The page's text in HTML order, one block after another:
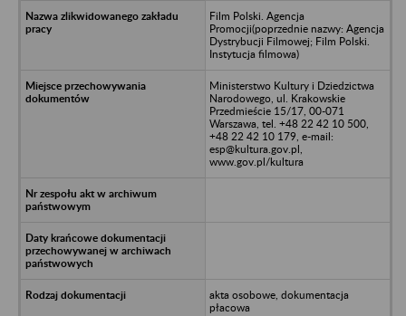
Film Polski. Agencja
Promocji(poprzednie nazwy: Agencja
Dystrybucji Filmowej; Film Polski.
Instytucja filmowa)
Ministerstwo Kultury i Dziedzictwa
Narodowego, ul. Krakowskie
Przedmieście 15/17, 00-071
Warszawa, tel. +48 22 42 10 500,
+48 22 42 10 179, e-mail:
esp@kultura.gov.pl,
www.gov.pl/kultura
akta osobowe, dokumentacja
płacowa